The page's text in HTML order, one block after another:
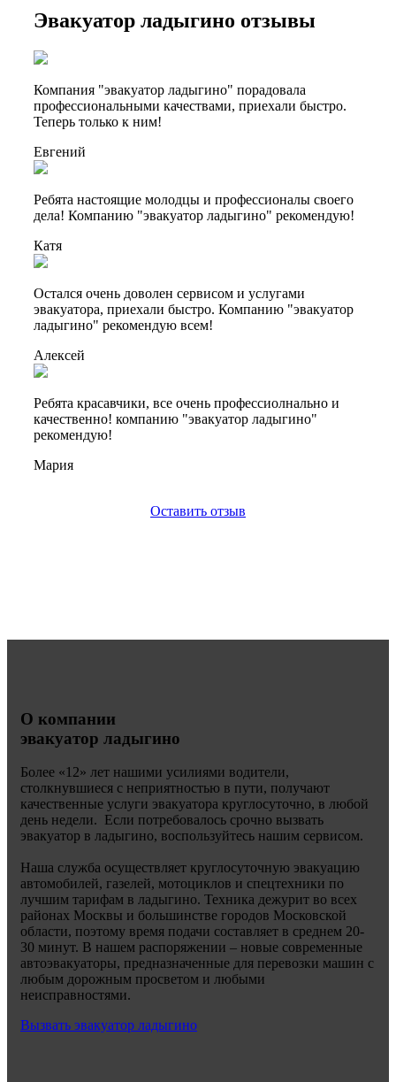
Эвакуатор ладыгино отзывы
Компания "эвакуатор ладыгино" порадовала
профессиональными качествами, приехали быстро.
Теперь только к ним!
Евгений
Ребята настоящие молодцы и профессионалы своего
дела! Компанию "эвакуатор ладыгино" рекомендую!
Катя
Остался очень доволен сервисом и услугами
эвакуатора, приехали быстро. Компанию "эвакуатор
ладыгино" рекомендую всем!
Алексей
Ребята красавчики, все очень профессиолнально и
качественно! компанию "эвакуатор ладыгино"
рекомендую!
Мария
Оставить отзыв
О компании
эвакуатор ладыгино
Более «12» лет нашими усилиями водители,
столкнувшиеся с неприятностью в пути, получают
качественные услуги эвакуатора круглосуточно, в любой
день недели. Если потребовалось срочно вызвать
эвакуатор в ладыгино, воспользуйтесь нашим сервисом.
Наша служба осуществляет круглосуточную эвакуацию
автомобилей, газелей, мотоциклов и спецтехники по
лучшим тарифам в ладыгино. Техника дежурит во всех
районах Москвы и большинстве городов Московской
области, поэтому время подачи составляет в среднем 20-
30 минут. В нашем распоряжении – новые современные
автоэвакуаторы, предназначенные для перевозки машин с
любым дорожным просветом и любыми
неисправностями.
Вызвать эвакуатор ладыгино